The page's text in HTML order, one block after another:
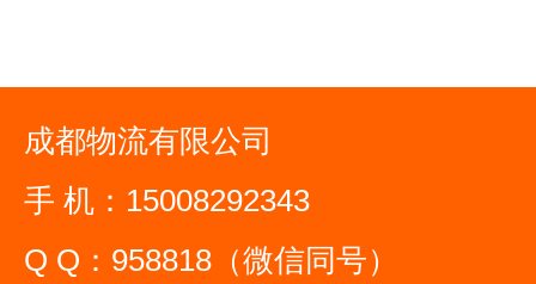
成都物流有限公司
手 机：15008292343
Q Q：958818（微信同号）